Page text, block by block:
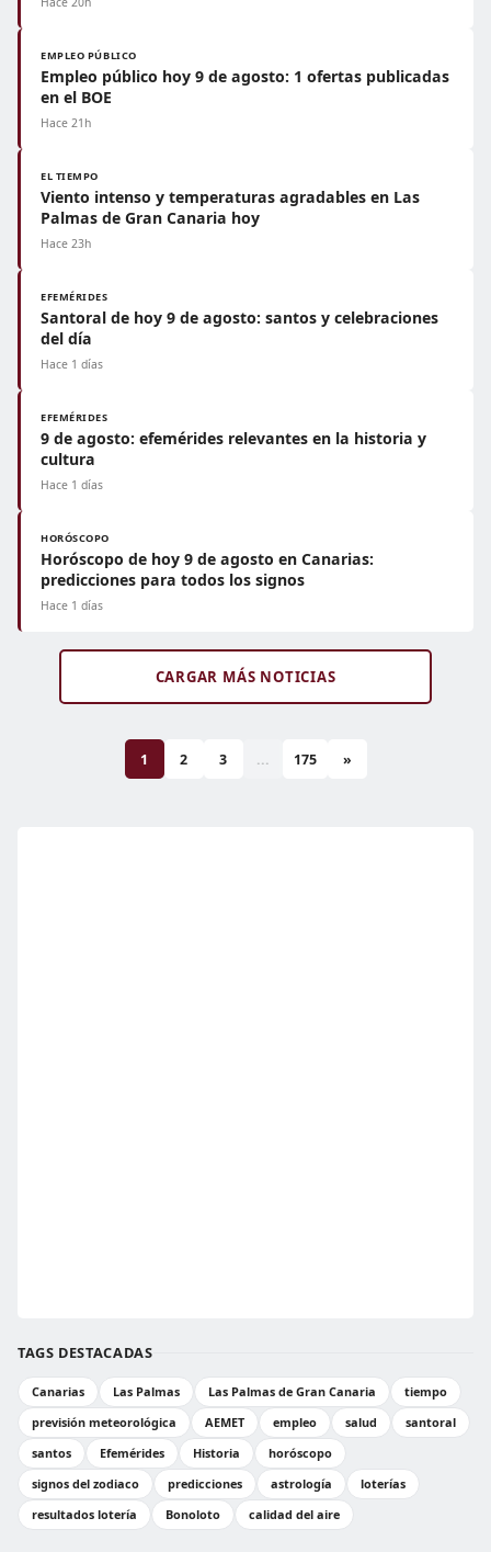
EMPLEO PÚBLICO
Empleo público hoy 9 de agosto: 1 ofertas publicadas
en el BOE
Hace 21h
EL TIEMPO
Viento intenso y temperaturas agradables en Las
Palmas de Gran Canaria hoy
Hace 23h
EFEMÉRIDES
Santoral de hoy 9 de agosto: santos y celebraciones
del día
Hace 1 días
EFEMÉRIDES
9 de agosto: efemérides relevantes en la historia y
cultura
Hace 1 días
HORÓSCOPO
Horóscopo de hoy 9 de agosto en Canarias:
predicciones para todos los signos
Hace 1 días
CARGAR MÁS NOTICIAS
1 2 3 ... 175 »
TAGS DESTACADAS
Canarias Las Palmas Las Palmas de Gran Canaria
tiempo
previsión meteorológica
AEMET empleo salud
santoral
santos
Efemérides Historia
horóscopo
signos del zodiaco
predicciones astrología
loterías
resultados lotería
Bonoloto calidad del aire